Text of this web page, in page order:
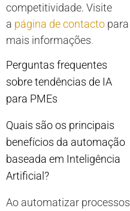
competitividade. Visite
a página de contacto para
mais informações.
Perguntas frequentes
sobre tendências de IA
para PMEs
Quais são os principais
benefícios da automação
baseada em Inteligência
Artificial?
Ao automatizar processos